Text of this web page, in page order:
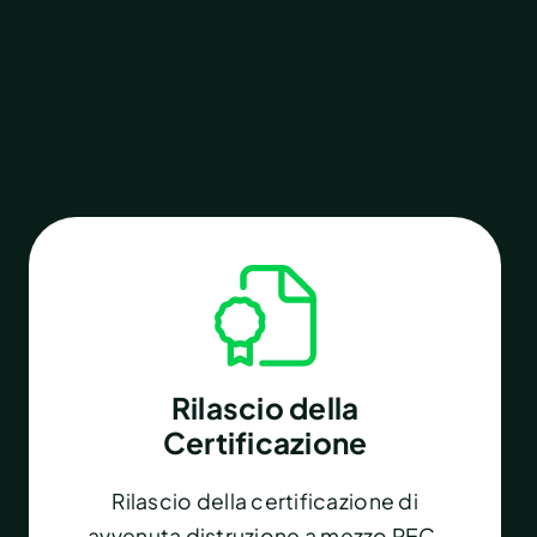
Rilascio della
Certificazione
Rilascio della certificazione di